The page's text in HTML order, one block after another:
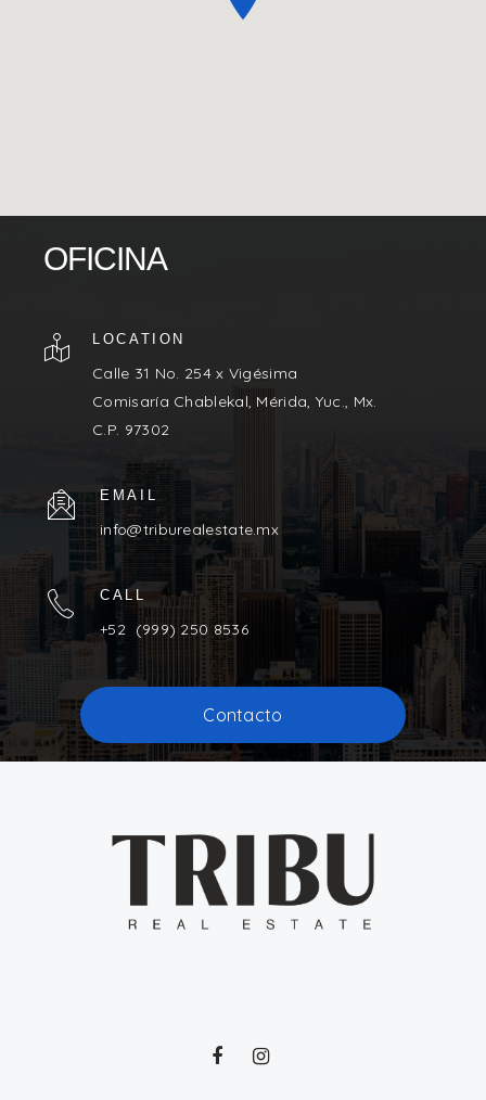
OFICINA
LOCATION
Calle 31 No. 254 x Vigésima
Comisaría Chablekal, Mérida, Yuc., Mx.
C.P. 97302
EMAIL
info@triburealestate.mx
CALL
+52 (999) 250 8536
Contacto